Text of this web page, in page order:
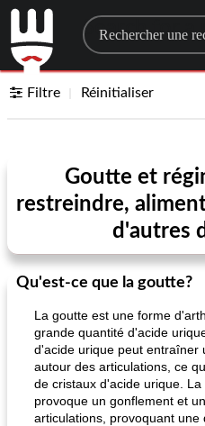
Search for a
Filtre Réinitialiser
Goutte et
restreindre,
d'autres
Qu'est-ce que la goutte?
La goutte est une forme
grande quantité d'acide
d'acide urique peut entraîner
autour des articulations, ce
de cristaux d'acide urique.
provoque un gonflement et
articulations, provoquant une